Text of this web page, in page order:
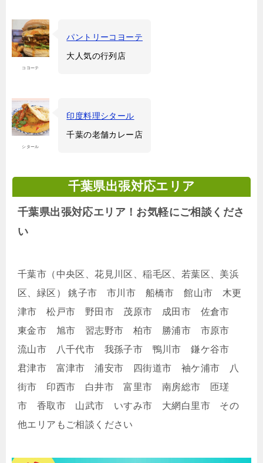
コヨーテ
パントリーコヨーテ
大人気の行列店
シタール
印度料理シタール
千葉の老舗カレー店
千葉県出張対応エリア
千葉県出張対応エリア！お気軽にご相談くださ
い
千葉市（中央区、花見川区、稲毛区、若葉区、美浜
区、緑区） 銚子市 市川市 船橋市 館山市 木更
津市 松戸市 野田市 茂原市 成田市 佐倉市
東金市 旭市 習志野市 柏市 勝浦市 市原市
流山市 八千代市 我孫子市 鴨川市 鎌ケ谷市
君津市 富津市 浦安市 四街道市 袖ケ浦市 八
街市 印西市 白井市 富里市 南房総市 匝瑳
市 香取市 山武市 いすみ市 大網白里市 その
他エリアもご相談ください